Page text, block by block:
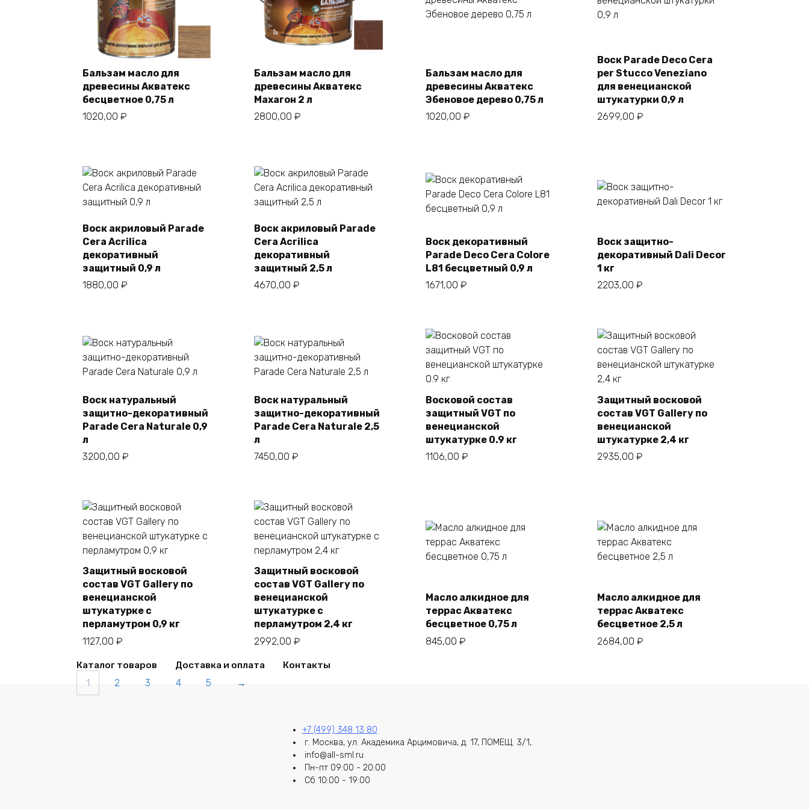
В корзину
Бальзам масло для
древесины Акватекс
бесцветное 0,75 л
1020,00 ₽
В корзину
Бальзам масло для
древесины Акватекс
Махагон 2 л
2800,00 ₽
Бальзам масло для
древесины Акватекс
Эбеновое дерево 0,75 л
1020,00 ₽
В корзину
Воск Parade Deco Cera
per Stucco Veneziano
для венецианской
штукатурки 0,9 л
2699,00 ₽
В корзину
Воск акриловый Parade
Cera Acrilica
декоративный
защитный 0,9 л
1880,00 ₽
В корзину
Воск акриловый Parade
Cera Acrilica
декоративный
защитный 2,5 л
4670,00 ₽
В корзину
Воск декоративный
Parade Deco Cera Colore
L81 бесцветный 0,9 л
1671,00 ₽
В корзину
Воск защитно-
декоративный Dali Decor
1 кг
2203,00 ₽
В корзину
Воск натуральный
защитно-декоративный
Parade Cera Naturale 0,9
л
3200,00 ₽
В корзину
Воск натуральный
защитно-декоративный
Parade Cera Naturale 2,5
л
7450,00 ₽
В корзину
Восковой состав
защитный VGT по
венецианской
штукатурке 0.9 кг
1106,00 ₽
В корзину
Защитный восковой
состав VGT Gallery по
венецианской
штукатурке 2,4 кг
2935,00 ₽
В корзину
Защитный восковой
состав VGT Gallery по
венецианской
штукатурке с
перламутром 0,9 кг
1127,00 ₽
В корзину
Защитный восковой
состав VGT Gallery по
венецианской
штукатурке с
перламутром 2,4 кг
2992,00 ₽
В корзину
Масло алкидное для
террас Акватекс
бесцветное 0,75 л
845,00 ₽
В корзину
Масло алкидное для
террас Акватекс
бесцветное 2,5 л
2684,00 ₽
1 2 3 4 5 →
Каталог товаров Доставка и оплата Контакты
+7 (499) 348 13 80
г. Москва, ул. Академика Арцимовича, д. 17, ПОМЕЩ. 3/1,
info@all-sml.ru
Пн-пт 09:00 - 20:00
Сб 10:00 - 19:00